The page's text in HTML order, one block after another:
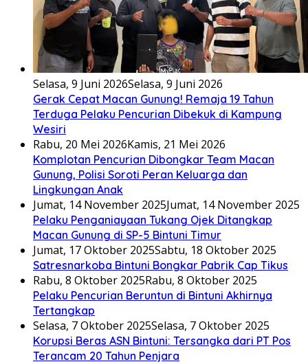
Selasa, 9 Juni 2026Selasa, 9 Juni 2026
Gerak Cepat Macan Gunung! Remaja 19 Tahun
Terduga Pelaku Pencurian Dibekuk di Kampung
Wesiri
Rabu, 20 Mei 2026Kamis, 21 Mei 2026
Komplotan Pencurian Dibongkar Team Macan
Gunung, Polisi Soroti Peran Keluarga dan
Lingkungan Anak
Jumat, 14 November 2025Jumat, 14 November 2025
Pelaku Penganiayaan Tukang Ojek Ditangkap
Macan Gunung di SP-5 Bintuni Timur
Jumat, 17 Oktober 2025Sabtu, 18 Oktober 2025
Satresnarkoba Bintuni Bongkar Pabrik Cap Tikus
Rabu, 8 Oktober 2025Rabu, 8 Oktober 2025
Pelaku Pencurian Beruntun di Bintuni Akhirnya
Tertangkap
Selasa, 7 Oktober 2025Selasa, 7 Oktober 2025
Korupsi Beras ASN Bintuni: Tersangka dari PT Pos
Terancam 20 Tahun Penjara